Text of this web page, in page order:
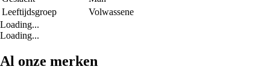
Leeftijdsgroep
Volwassene
Loading...
Loading...
Al onze merken